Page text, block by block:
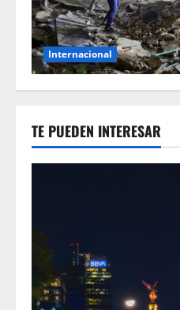
Internacional
TE PUEDEN INTERESAR